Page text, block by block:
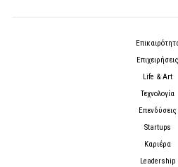
Επιχειρήσεις
Life & Art
Τεχνολογία
Επενδύσεις
Startups
Καριέρα
Leadership